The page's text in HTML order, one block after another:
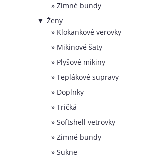
Zimné bundy
▼ Ženy
Klokankové verovky
Mikinové šaty
Plyšové mikiny
Teplákové supravy
Doplnky
Tričká
Softshell vetrovky
Zimné bundy
Sukne